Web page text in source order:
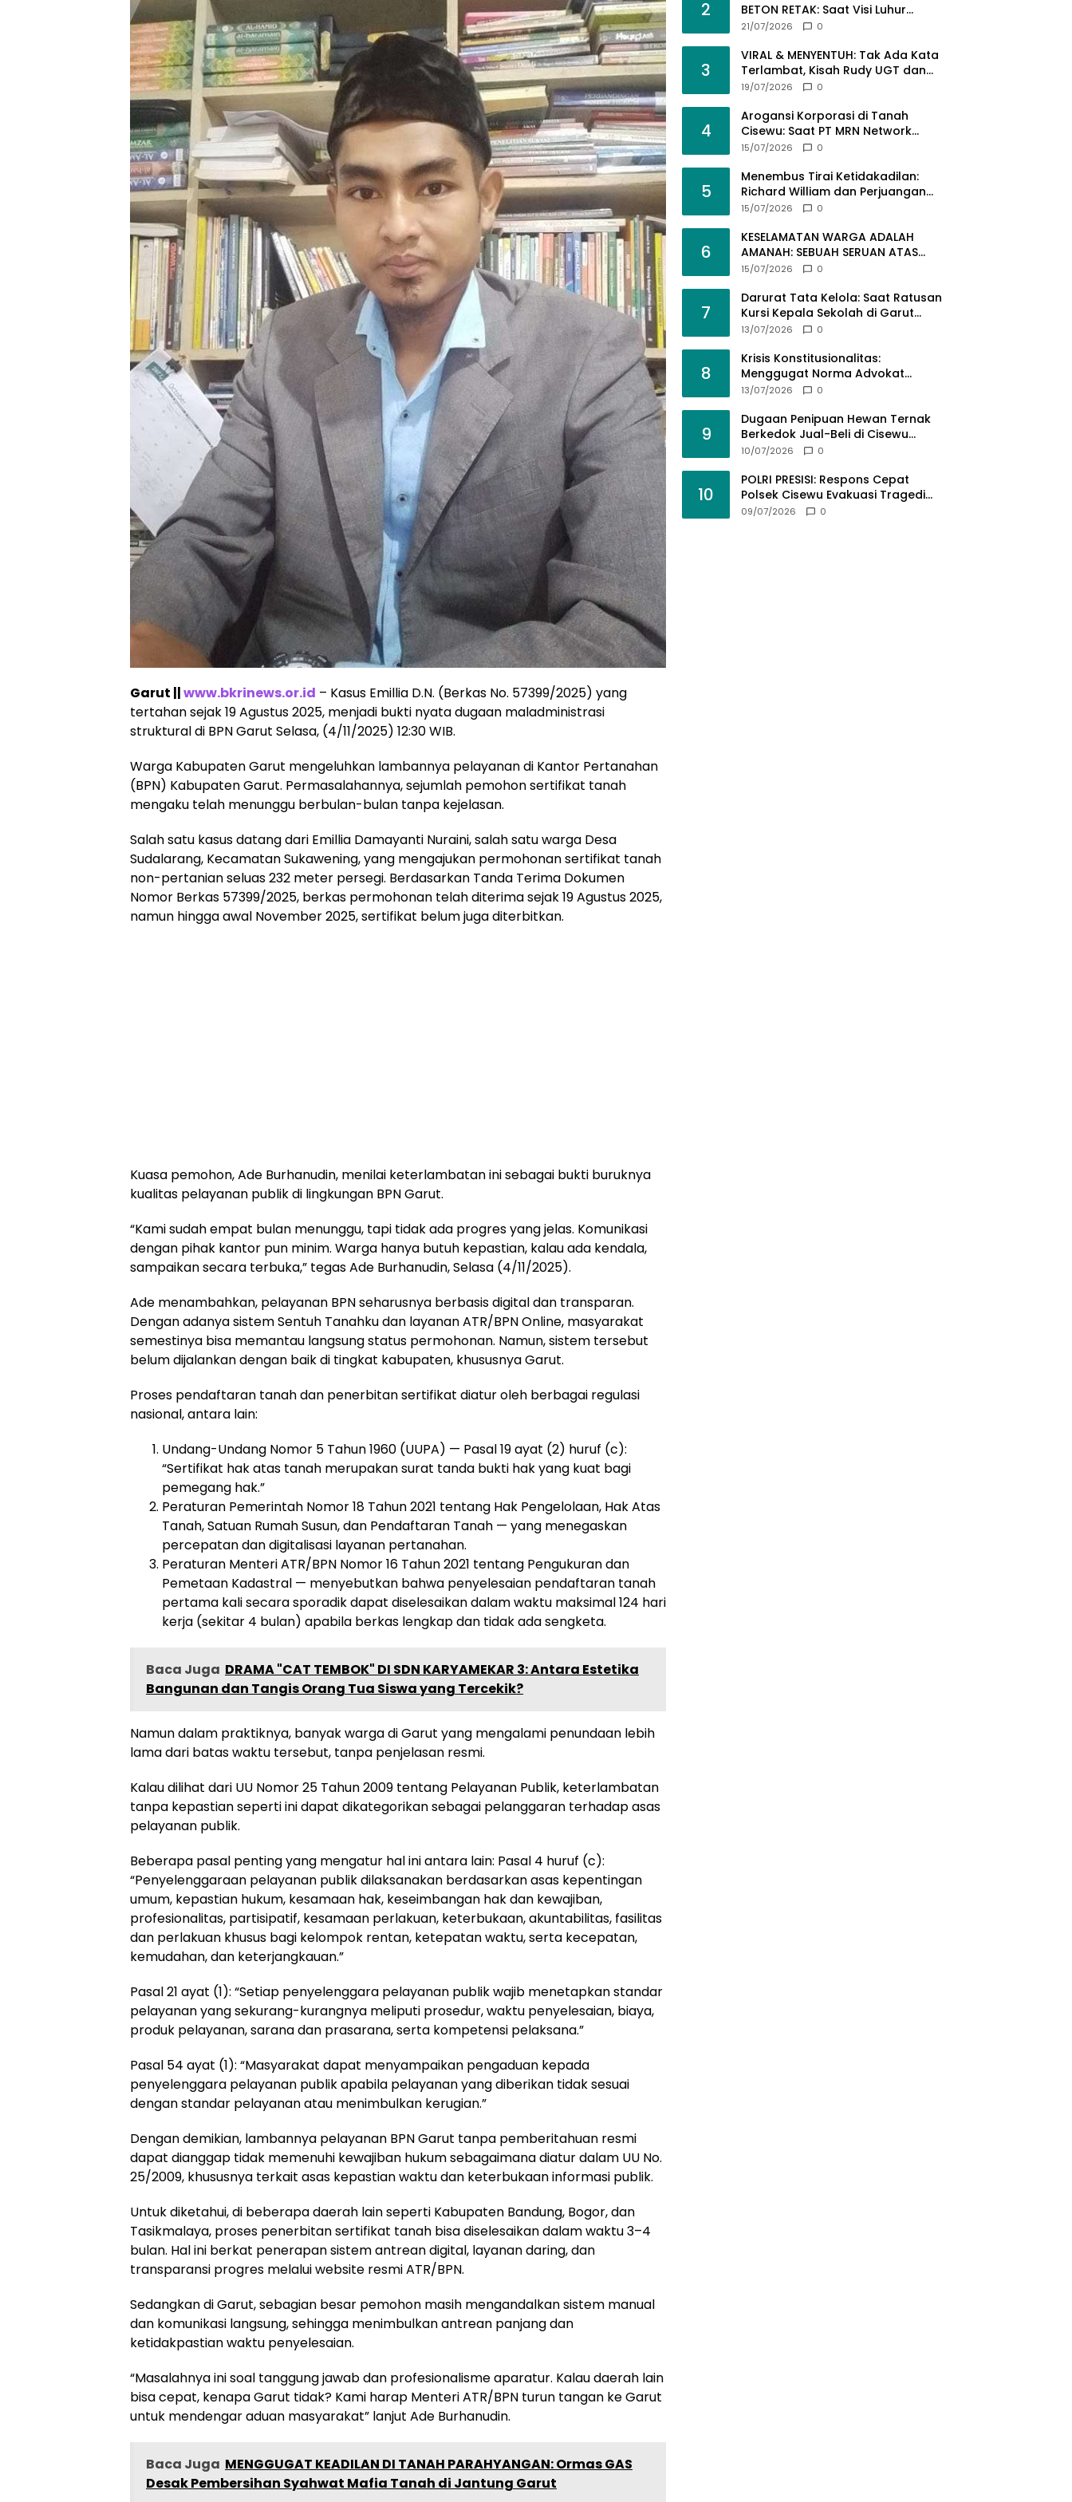
Garut ||www.bkrinews.or.id – Kasus Emillia D.N. (Berkas No. 57399/2025) yang
tertahan sejak 19 Agustus 2025, menjadi bukti nyata dugaan maladministrasi
struktural di BPN Garut Selasa, (4/11/2025) 12:30 WIB.
Warga Kabupaten Garut mengeluhkan lambannya pelayanan di Kantor Pertanahan
(BPN) Kabupaten Garut. Permasalahannya, sejumlah pemohon sertifikat tanah
mengaku telah menunggu berbulan-bulan tanpa kejelasan.
Salah satu kasus datang dari Emillia Damayanti Nuraini, salah satu warga Desa
Sudalarang, Kecamatan Sukawening, yang mengajukan permohonan sertifikat tanah
non-pertanian seluas 232 meter persegi. Berdasarkan Tanda Terima Dokumen
Nomor Berkas 57399/2025, berkas permohonan telah diterima sejak 19 Agustus 2025,
namun hingga awal November 2025, sertifikat belum juga diterbitkan.
Kuasa pemohon, Ade Burhanudin, menilai keterlambatan ini sebagai bukti buruknya
kualitas pelayanan publik di lingkungan BPN Garut.
“Kami sudah empat bulan menunggu, tapi tidak ada progres yang jelas. Komunikasi
dengan pihak kantor pun minim. Warga hanya butuh kepastian, kalau ada kendala,
sampaikan secara terbuka,” tegas Ade Burhanudin, Selasa (4/11/2025).
Ade menambahkan, pelayanan BPN seharusnya berbasis digital dan transparan.
Dengan adanya sistem Sentuh Tanahku dan layanan ATR/BPN Online, masyarakat
semestinya bisa memantau langsung status permohonan. Namun, sistem tersebut
belum dijalankan dengan baik di tingkat kabupaten, khususnya Garut.
Proses pendaftaran tanah dan penerbitan sertifikat diatur oleh berbagai regulasi
nasional, antara lain:
Undang-Undang Nomor 5 Tahun 1960 (UUPA) — Pasal 19 ayat (2) huruf (c):
“Sertifikat hak atas tanah merupakan surat tanda bukti hak yang kuat bagi
pemegang hak.”
Peraturan Pemerintah Nomor 18 Tahun 2021 tentang Hak Pengelolaan, Hak Atas
Tanah, Satuan Rumah Susun, dan Pendaftaran Tanah — yang menegaskan
percepatan dan digitalisasi layanan pertanahan.
Peraturan Menteri ATR/BPN Nomor 16 Tahun 2021 tentang Pengukuran dan
Pemetaan Kadastral — menyebutkan bahwa penyelesaian pendaftaran tanah
pertama kali secara sporadik dapat diselesaikan dalam waktu maksimal 124 hari
kerja (sekitar 4 bulan) apabila berkas lengkap dan tidak ada sengketa.
Baca Juga DRAMA "CAT TEMBOK" DI SDN KARYAMEKAR 3: Antara Estetika
Bangunan dan Tangis Orang Tua Siswa yang Tercekik?
Namun dalam praktiknya, banyak warga di Garut yang mengalami penundaan lebih
lama dari batas waktu tersebut, tanpa penjelasan resmi.
Kalau dilihat dari UU Nomor 25 Tahun 2009 tentang Pelayanan Publik, keterlambatan
tanpa kepastian seperti ini dapat dikategorikan sebagai pelanggaran terhadap asas
pelayanan publik.
Beberapa pasal penting yang mengatur hal ini antara lain: Pasal 4 huruf (c):
“Penyelenggaraan pelayanan publik dilaksanakan berdasarkan asas kepentingan
umum, kepastian hukum, kesamaan hak, keseimbangan hak dan kewajiban,
profesionalitas, partisipatif, kesamaan perlakuan, keterbukaan, akuntabilitas, fasilitas
dan perlakuan khusus bagi kelompok rentan, ketepatan waktu, serta kecepatan,
kemudahan, dan keterjangkauan.”
Pasal 21 ayat (1): “Setiap penyelenggara pelayanan publik wajib menetapkan standar
pelayanan yang sekurang-kurangnya meliputi prosedur, waktu penyelesaian, biaya,
produk pelayanan, sarana dan prasarana, serta kompetensi pelaksana.”
Pasal 54 ayat (1): “Masyarakat dapat menyampaikan pengaduan kepada
penyelenggara pelayanan publik apabila pelayanan yang diberikan tidak sesuai
dengan standar pelayanan atau menimbulkan kerugian.”
Dengan demikian, lambannya pelayanan BPN Garut tanpa pemberitahuan resmi
dapat dianggap tidak memenuhi kewajiban hukum sebagaimana diatur dalam UU No.
25/2009, khususnya terkait asas kepastian waktu dan keterbukaan informasi publik.
Untuk diketahui, di beberapa daerah lain seperti Kabupaten Bandung, Bogor, dan
Tasikmalaya, proses penerbitan sertifikat tanah bisa diselesaikan dalam waktu 3–4
bulan. Hal ini berkat penerapan sistem antrean digital, layanan daring, dan
transparansi progres melalui website resmi ATR/BPN.
Sedangkan di Garut, sebagian besar pemohon masih mengandalkan sistem manual
dan komunikasi langsung, sehingga menimbulkan antrean panjang dan
ketidakpastian waktu penyelesaian.
“Masalahnya ini soal tanggung jawab dan profesionalisme aparatur. Kalau daerah lain
bisa cepat, kenapa Garut tidak? Kami harap Menteri ATR/BPN turun tangan ke Garut
untuk mendengar aduan masyarakat” lanjut Ade Burhanudin.
Baca Juga MENGGUGAT KEADILAN DI TANAH PARAHYANGAN: Ormas GAS
Desak Pembersihan Syahwat Mafia Tanah di Jantung Garut
2
BETON RETAK: Saat Visi Luhur
“KELADI” SDN 1 Pamalayan
Asal-Asalan​!
21/07/2026 0
3
VIRAL & MENYENTUH: Tak Ada Kata
Terlambat, Kisah Rudy UGT dan
Misi Membangun SDM Bangsa
19/07/2026 0
4
Arogansi Korporasi di Tanah
Cisewu: Saat PT MRN Network
Global Mengabaikan Adab dan
15/07/2026 0
5
Menembus Tirai Ketidakadilan:
Richard William dan Perjuangan
Konstitusional Advokat dalam
15/07/2026 0
6
KESELAMATAN WARGA ADALAH
AMANAH: SEBUAH SERUAN ATAS
SEMRAWUTNYA KABEL UTILITAS
15/07/2026 0
7
Darurat Tata Kelola: Saat Ratusan
Kursi Kepala Sekolah di Garut
“Dibiarkan Kosong” di Tengah
13/07/2026 0
8
Krisis Konstitusionalitas:
Menggugat Norma Advokat
dalam KUHAP Nomor 20 Tahun
Bermartabat
13/07/2026 0
9
Dugaan Penipuan Hewan Ternak
Berkedok Jual-Beli di Cisewu
Garut: Ratusan Juta Rupiah Raib,
Tangan
10/07/2026 0
10
POLRI PRESISI: Respons Cepat
Polsek Cisewu Evakuasi Tragedi
Gantung Diri, Kedepankan
09/07/2026 0